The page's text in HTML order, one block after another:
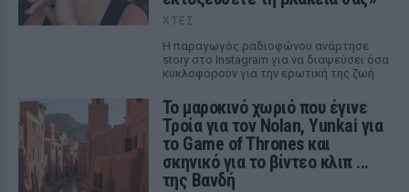
ΧΤΕΣ
Η παραγωγός ραδιοφώνου ανάρτησε
story στο Instagram για να διαψεύσει όσα
κυκλοφορούν για την ερωτική της ζωή
Το μαροκινό χωριό που έγινε
Τροία για τον Nolan, Yunkai για
το Game of Thrones και
σκηνικό για το βίντεο κλιπ ...
της Βανδή